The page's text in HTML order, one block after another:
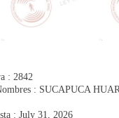
: 2842
: SUCAPUCA
: July 31, 2026